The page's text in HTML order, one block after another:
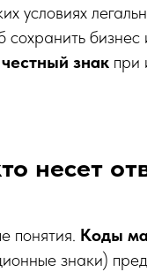
условиях
сохранить
знак при
несет
понятия. Коды
знаки)